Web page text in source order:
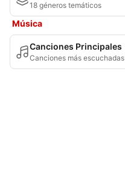
18 géneros temáticos
Música
Canciones Principales
Canciones más escuchadas